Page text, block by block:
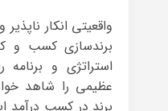
واقعیتی انکار
برندسازی کسب و
استراتژی و برنامه
عظیمی را شاهد
برند در کسب درآمد